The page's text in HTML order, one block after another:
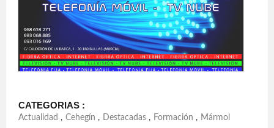
CATEGORIAS :
Actualidad , Cehegín , Destacadas , Formación , Mármol